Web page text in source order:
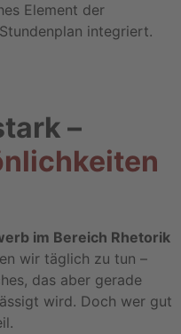
Element der
integriert.
–
im Bereich Rhetorik
wir täglich zu tun –
das aber gerade
wird. Doch wer gut